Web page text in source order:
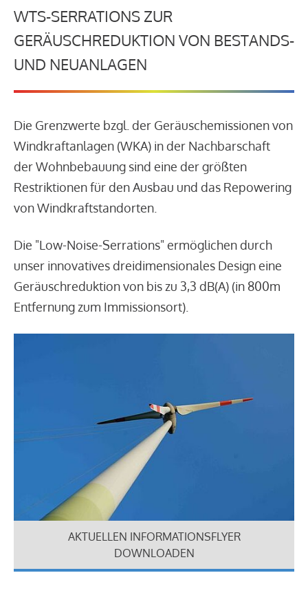
WTS-SERRATIONS ZUR
GERÄUSCHREDUKTION VON BESTANDS-
UND NEUANLAGEN
Die Grenzwerte bzgl. der Geräuschemissionen von
Windkraftanlagen (WKA) in der Nachbarschaft
der Wohnbebauung sind eine der größten
Restriktionen für den Ausbau und das Repowering
von Windkraftstandorten.
Die "Low-Noise-Serrations" ermöglichen durch
unser innovatives dreidimensionales Design eine
Geräuschreduktion von bis zu 3,3 dB(A) (in 800m
Entfernung zum Immissionsort).
AKTUELLEN INFORMATIONSFLYER
DOWNLOADEN